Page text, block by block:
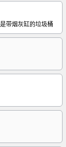
带烟灰缸的垃圾桶